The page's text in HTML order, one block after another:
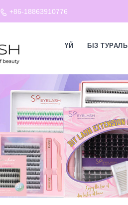
 +86-18863910776
ҮЙ БІЗ ТУРАЛЫ